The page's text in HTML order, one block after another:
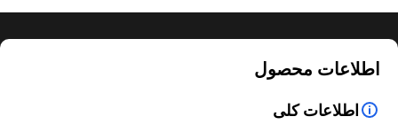
اطلاعات محصول
اطلاعات کلی